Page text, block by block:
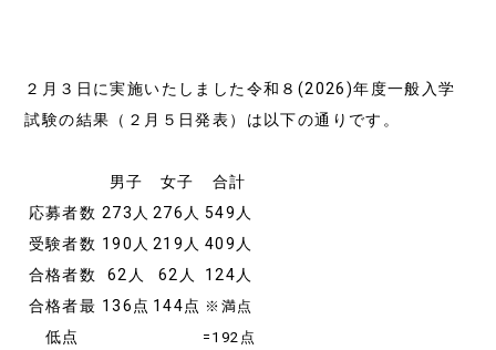
２月３日に実施いたしました令和８(2026)年度一般入学
試験の結果（２月５日発表）は以下の通りです。
男子 女子
合計
応募者数 273人 276人 549人
受験者数 190人 219人 409人
合格者数
62人 62人
124人
合格者最
低点
136点 144点 ※満点
=192点